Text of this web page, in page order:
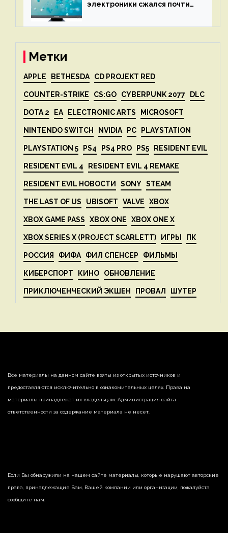
электроники сжался почти
Метки
APPLE BETHESDA CD PROJEKT RED
COUNTER-STRIKE CS:GO CYBERPUNK 2077 DLC
DOTA 2 EA ELECTRONIC ARTS MICROSOFT
NINTENDO SWITCH NVIDIA PC PLAYSTATION
PLAYSTATION 5 PS4 PS4 PRO PS5 RESIDENT EVIL
RESIDENT EVIL 4 RESIDENT EVIL 4 REMAKE
RESIDENT EVIL НОВОСТИ SONY STEAM
THE LAST OF US UBISOFT VALVE XBOX
XBOX GAME PASS XBOX ONE XBOX ONE X
XBOX SERIES X (PROJECT SCARLETT) ИГРЫ ПК
РОССИЯ ФИФА ФИЛ СПЕНСЕР ФИЛЬМЫ
КИБЕРСПОРТ КИНО ОБНОВЛЕНИЕ
ПРИКЛЮЧЕНЧЕСКИЙ ЭКШЕН ПРОВАЛ ШУТЕР
Все материалы на данном сайте взяты из открытых источников и
предоставляются исключительно в ознакомительных целях. Права на
материалы принадлежат их владельцам. Администрация сайта
ответственности за содержание материала не несет.
Если Вы обнаружили на нашем сайте материалы, которые нарушают авторские
права, принадлежащие Вам, Вашей компании или организации, пожалуйста,
сообщите нам.